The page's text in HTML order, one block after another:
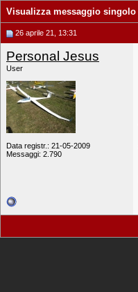
Visualizza messaggio singolo
26 aprile 21, 13:31
Personal Jesus
User
Data registr.: 21-05-2009
Messaggi: 2.790